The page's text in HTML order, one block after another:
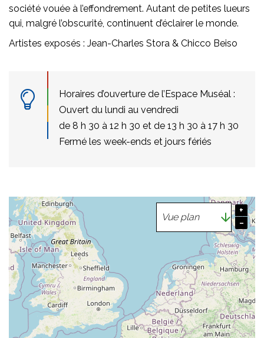
société vouée à l’effondrement. Autant de petites lueurs
qui, malgré l’obscurité, continuent d’éclairer le monde.
Artistes exposés : Jean-Charles Stora & Chicco Beiso
Horaires d’ouverture de l’Espace Muséal :
Ouvert du lundi au vendredi
de 8 h 30 à 12 h 30 et de 13 h 30 à 17 h 30
Fermé les week-ends et jours fériés
+
−